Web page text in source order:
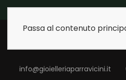
Passa al contenuto
info@gioielleriaparravicini.it